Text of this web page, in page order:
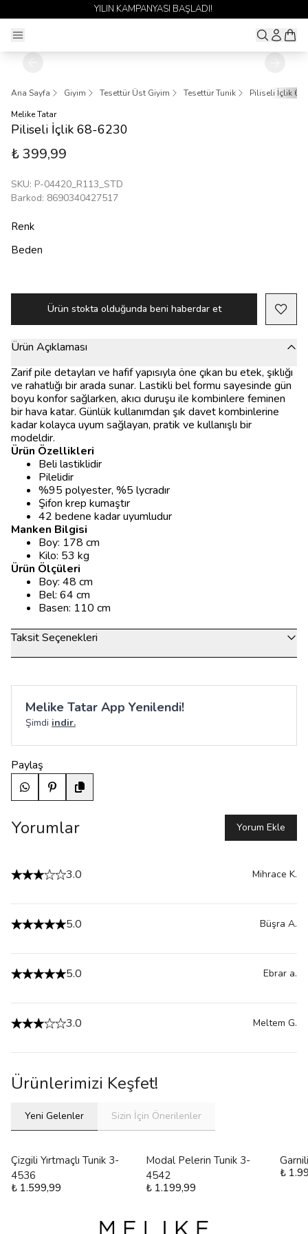
YILIN KAMPANYASI BAŞLADI!
Ana Sayfa Giyim Tesettür Üst Giyim Tesettür Tunik
Piliseli İçlik
Melike Tatar
Piliseli İçlik 68-6230
₺ 399,99
SKU: P-04420_R113_STD
Barkod: 8690340427517
Renk
Beden
Ürün stokta olduğunda beni haberdar et
Ürün Açıklaması
Zarif pile detayları ve hafif yapısıyla öne çıkan bu etek, şıklığı
ve rahatlığı bir arada sunar. Lastikli bel formu sayesinde gün
boyu konfor sağlarken, akıcı duruşu ile kombinlere feminen
bir hava katar. Günlük kullanımdan şık davet kombinlerine
kadar kolayca uyum sağlayan, pratik ve kullanışlı bir
modeldir.
Ürün Özellikleri
Beli lastiklidir
Pilelidir
%95 polyester, %5 lycradır
Şifon krep kumaştır
42 bedene kadar uyumludur
Manken Bilgisi
Boy: 178 cm
Kilo: 53 kg
Ürün Ölçüleri
Boy: 48 cm
Bel: 64 cm
Basen: 110 cm
Taksit Seçenekleri
Melike Tatar App Yenilendi!
Şimdi indir.
Paylaş
Yorumlar Yorum Ekle
3.0 Mihrace K.
5.0 Büşra A.
5.0 Ebrar a.
3.0 Meltem G.
Ürünlerimizi Keşfet!
Yeni Gelenler Sizin İçin Önerilenler
Çizgili Yırtmaçlı Tunik 3-
4536
₺ 1.599,99
Modal Pelerin Tunik 3-
4542
₺ 1.199,99
₺